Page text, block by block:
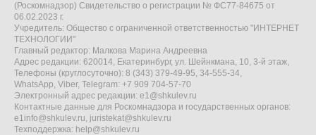
(Роскомнадзор) Свидетельство о регистрации № ФС77-84675 от
06.02.2023 г.
Учредитель: Общество с ограниченной ответственностью "ИНТЕРНЕТ
ТЕХНОЛОГИИ"
Главный редактор: Малкова Марина Андреевна
Адрес редакции: 620014, Екатеринбург, ул. Шейнкмана, 10, 3-й этаж,
Телефоны (круглосуточно): 8 (343) 379-49-95, 34-555-34,
WhatsApp, Viber, Telegram: +7 909 704-57-70
Электронный адрес редакции: e1@shkulev.ru
Контактные данные для Роскомнадзора и государственных органов:
e1info@shkulev.ru, juristekat@shkulev.ru
Техподдержка: help@shkulev.ru